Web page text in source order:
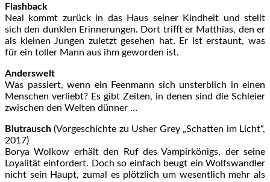
Flashback
Neal kommt zurück in das Haus seiner Kindheit und stellt
sich den dunklen Erinnerungen. Dort trifft er Matthias, den er
als kleinen Jungen zuletzt gesehen hat. Er ist erstaunt, was
für ein toller Mann aus ihm geworden ist.
Anderswelt
Was passiert, wenn ein Feenmann sich unsterblich in einen
Menschen verliebt? Es gibt Zeiten, in denen sind die Schleier
zwischen den Welten dünner …
Blutrausch (Vorgeschichte zu Usher Grey „Schatten im Licht“,
2017)
Borya Wolkow erhält den Ruf des Vampirkönigs, der seine
Loyalität einfordert. Doch so einfach beugt ein Wolfswandler
nicht sein Haupt, zumal es plötzlich um wesentlich mehr als